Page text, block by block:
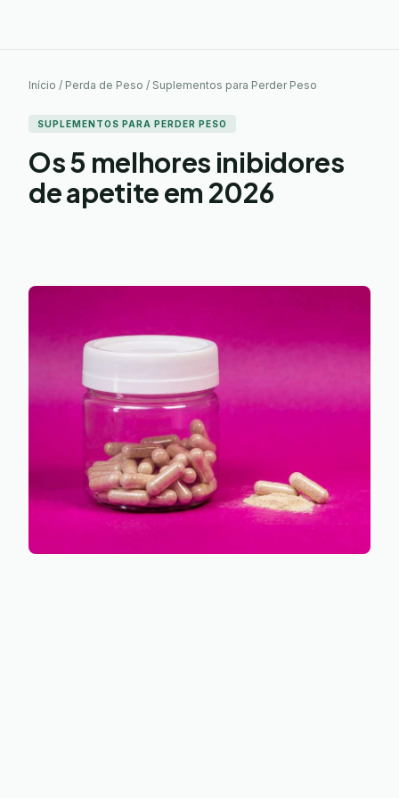
Início / Perda de Peso / Suplementos para Perder Peso
SUPLEMENTOS PARA PERDER PESO
Os 5 melhores inibidores
de apetite em 2026